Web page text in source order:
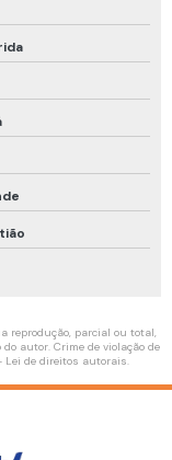
reprodução, parcial ou total,
autor. Crime de violação de
Lei de direitos autorais.